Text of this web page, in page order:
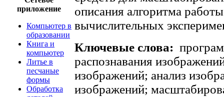
приложение
Компьютер в
образовании
Книга и
компьютер
Литье в
песчаные
формы
Обработка
описания алгоритма
вычислительных
Ключевые слова:
распознавания
изображений; анализ
изображений;